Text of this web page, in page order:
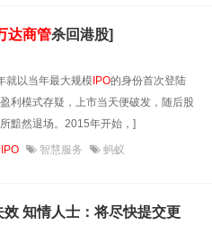
达商管杀回港股]
就以当年最大规模IPO的身份首次登陆
利模式存疑，上市当天便破发，随后股
黯然退场。2015年开始，]
智慧服务 蚂蚁
效 知情人士：将尽快提交更